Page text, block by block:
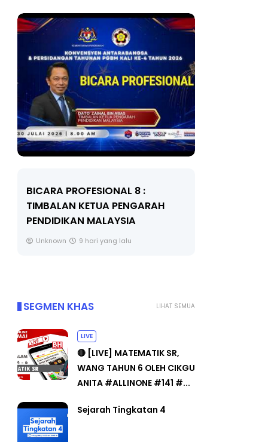
BICARA PROFESIONAL 8 :
TIMBALAN KETUA PENGARAH
PENDIDIKAN MALAYSIA
Unknown 9 hari yang lalu
LIHAT SEMUA
SEGMEN KHAS
LIVE
🔴 [LIVE] MATEMATIK SR,
WANG TAHUN 6 OLEH CIKGU
ANITA #ALLINONE #141 #...
Sejarah Tingkatan 4